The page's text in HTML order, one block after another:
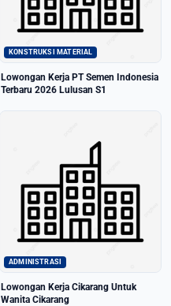
KONSTRUKSI MATERIAL
Lowongan Kerja PT Semen Indonesia
Terbaru 2026 Lulusan S1
ADMINISTRASI
Lowongan Kerja Cikarang Untuk
Wanita Cikarang